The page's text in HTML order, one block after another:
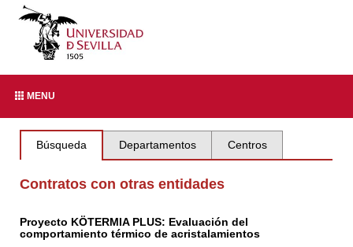
MENU
Búsqueda Departamentos Centros
Contratos con otras entidades
Proyecto KÖTERMIA PLUS: Evaluación del
comportamiento térmico de acristalamientos